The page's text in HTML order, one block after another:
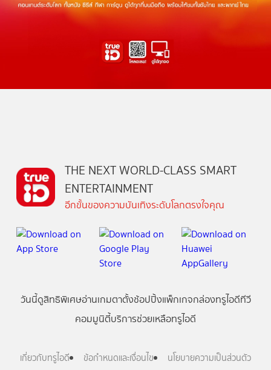
THE NEXT WORLD-CLASS SMART
ENTERTAINMENT
อีกขั้นของความบันเทิงระดับโลกตรงใจคุณ
วันนี้ดูสิทธิพิเศษอ่านเกมตาตั้งช้อปปิ้งแพ็กเกจกล่องทรูไอดีทีวี
คอมมูนิตี้บริการช่วยเหลือทรูไอดี
เกี่ยวกับทรูไอดี ข้อกำหนดและเงื่อนไข นโยบายความเป็นส่วนตัว